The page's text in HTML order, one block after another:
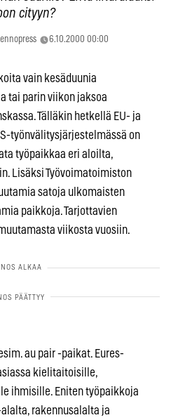
cityyn?
6.10.2000 00:00
vain kesäduunia
tai parin viikon jaksoa
Tälläkin hetkellä EU- ja
työnvälitysjärjestelmässä on
työpaikkaa eri aloilta,
Lisäksi Työvoimatoimiston
satoja ulkomaisten
paikkoja. Tarjottavien
viikosta vuosiin.
au pair -paikat. Eures-
kielitaitoisille,
ihmisille. Eniten työpaikkoja
rakennusalalta ja